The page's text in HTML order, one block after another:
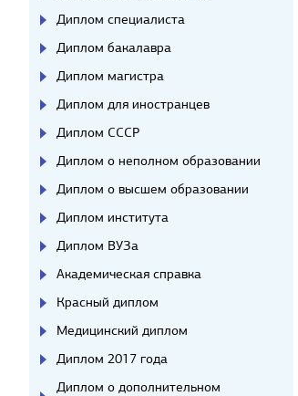
Диплом специалиста
Диплом бакалавра
Диплом магистра
Диплом для иностранцев
Диплом СССР
Диплом о неполном образовании
Диплом о высшем образовании
Диплом института
Диплом ВУЗа
Академическая справка
Красный диплом
Медицинский диплом
Диплом 2017 года
Диплом о дополнительном